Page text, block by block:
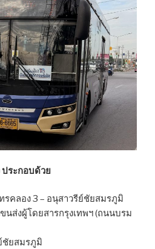
ประกอบด้วย
รคลอง 3 – อนุสาวรีย์ชัยสมรภูมิ
นส่งผู้โดยสารกรุงเทพฯ (ถนนบรม
ชัยสมรภูมิ